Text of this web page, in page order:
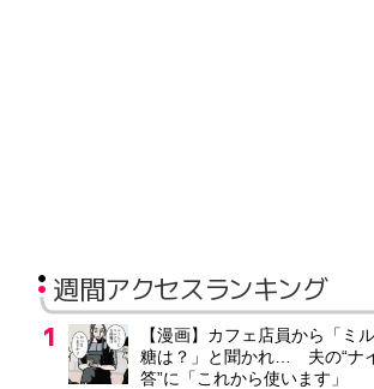
週間アクセスランキング
【漫画】カフェ店員から「ミ
糖は？」と聞かれ… 夫の“ナ
答”に「これから使います」